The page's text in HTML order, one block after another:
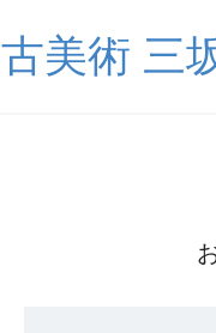
古美術 三